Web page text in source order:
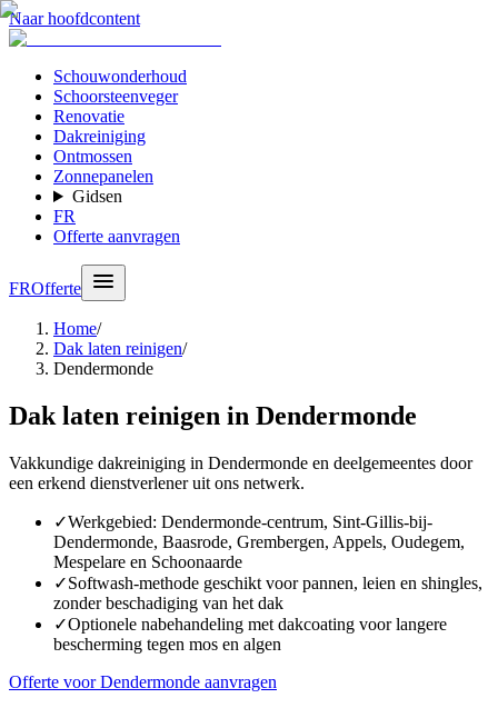
Naar hoofdcontent
Schouwonderhoud
Schoorsteenveger
Renovatie
Dakreiniging
Ontmossen
Zonnepanelen
Gidsen
FR
Offerte aanvragen
FROfferte
Home/
Dak laten reinigen/
Dendermonde
Dak laten reinigen in Dendermonde
Vakkundige dakreiniging in Dendermonde en deelgemeentes door
een erkend dienstverlener uit ons netwerk.
✓Werkgebied: Dendermonde-centrum, Sint-Gillis-bij-
Dendermonde, Baasrode, Grembergen, Appels, Oudegem,
Mespelare en Schoonaarde
✓Softwash-methode geschikt voor pannen, leien en shingles,
zonder beschadiging van het dak
✓Optionele nabehandeling met dakcoating voor langere
bescherming tegen mos en algen
Offerte voor Dendermonde aanvragen